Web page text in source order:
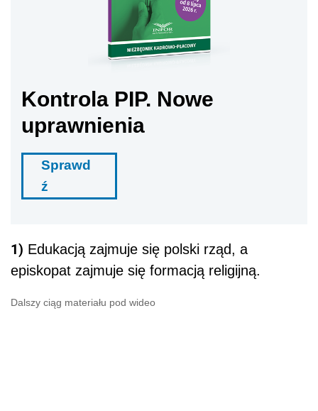
Kontrola PIP. Nowe
uprawnienia
Sprawd
ź
1) Edukacją zajmuje się polski rząd, a
episkopat zajmuje się formacją religijną.
Dalszy ciąg materiału pod wideo